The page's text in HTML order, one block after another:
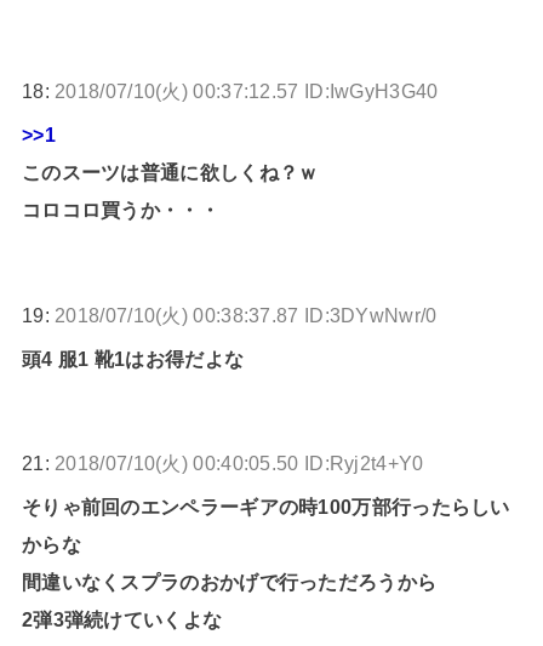
18: 2018/07/10(火) 00:37:12.57 ID:IwGyH3G40
>>1
このスーツは普通に欲しくね？ｗ
コロコロ買うか・・・
19: 2018/07/10(火) 00:38:37.87 ID:3DYwNwr/0
頭4 服1 靴1はお得だよな
21: 2018/07/10(火) 00:40:05.50 ID:Ryj2t4+Y0
そりゃ前回のエンペラーギアの時100万部行ったらしい
からな
間違いなくスプラのおかげで行っただろうから
2弾3弾続けていくよな